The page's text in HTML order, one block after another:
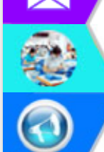
Nhân dân tỉnh
Bệnh án điện tử thúc đẩy
số y tế tại Đắk Lắk
Chuyển đổi số thư viện:
không gian tri thức
Đánh giá, rút kinh nghiệm
chức diễn tập trước ngày
Chương trình “Gặp gỡ
Friendship Meeting New